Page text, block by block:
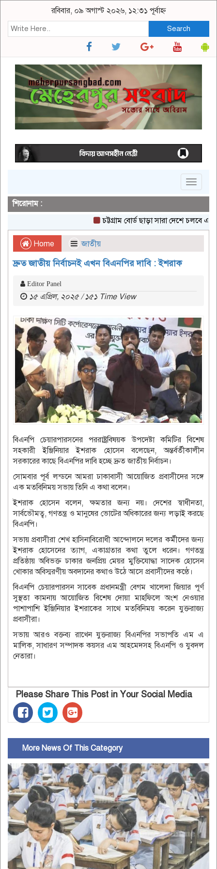
রবিবার, ০৯ অগাস্ট ২০২৬, ১২:৩১ পূর্বাহ্ন
Search
Toggle
শিরোনাম :
চট্টগ্রাম বোর্ড ছাড়া সারা দেশে চলবে
Home জাতীয়
দ্রুত জাতীয় নির্বাচনই এখন বিএনপির দাবি : ইশরাক
Editor Panel
১৫ এপ্রিল, ২০২৫ / ১৫১ Time View
বিএনপি চেয়ারপারসনের পররাষ্ট্রবিষয়ক উপদেষ্টা কমিটির বিশেষ
সহকারী ইঞ্জিনিয়ার ইশরাক হোসেন বলেছেন, অন্তর্বর্তীকালীন
সরকারের কাছে বিএনপির দাবি হচ্ছে দ্রুত জাতীয় নির্বাচন।
সোমবার পূর্ব লন্ডনে আমরা ঢাকাবাসী আয়োজিত প্রবাসীদের সঙ্গে
এক মতবিনিময় সভায় তিনি এ কথা বলেন।
ইশরাক হোসেন বলেন, ক্ষমতার জন্য নয়। দেশের স্বাধীনতা,
সার্বভৌমত্ব, গণতন্ত্র ও মানুষের ভোটের অধিকারের জন্য লড়াই করছে
বিএনপি।
সভায় প্রবাসীরা শেখ হাসিনাবিরোধী আন্দোলনে দলের কর্মীদের জন্য
ইশরাক হোসেনের ত্যাগ, একাগ্রতার কথা তুলে ধরেন। গণতন্ত্র
প্রতিষ্ঠায় অবিভক্ত ঢাকার জনপ্রিয় মেয়র মুক্তিযোদ্ধা সাদেক হোসেন
খোকার অবিস্মরণীয় অবদানের কথাও উঠে আসে প্রবাসীদের কণ্ঠে।
বিএনপি চেয়ারপারসন সাবেক প্রধানমন্ত্রী বেগম খালেদা জিয়ার পূর্ণ
সুস্থতা কামনায় আয়োজিত বিশেষ দোয়া মাহফিলে অংশ নেওয়ার
পাশাপাশি ইঞ্জিনিয়ার ইশরাকের সাথে মতবিনিময় করেন যুক্তরাজ্য
প্রবাসীরা।
সভায় আরও বক্তব্য রাখেন যুক্তরাজ্য বিএনপির সভাপতি এম এ
মালিক, সাধারণ সম্পাদক কয়সর এম আহমেদসহ বিএনপি ও যুবদল
নেতারা।
Please Share This Post in Your Social Media
More News Of This Category